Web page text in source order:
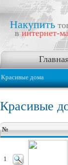
Накупить
в интернет-
Красивые дома
Красивые
№
1